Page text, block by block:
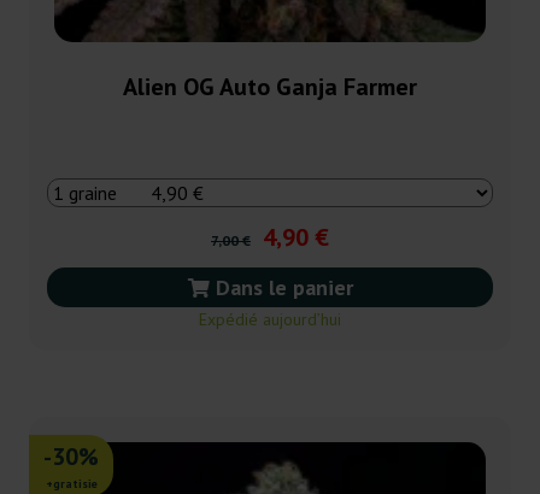
Alien OG Auto Ganja Farmer
7,00 € 4,90 €
Dans le panier
Expédié aujourd’hui
-30%
+gratisie